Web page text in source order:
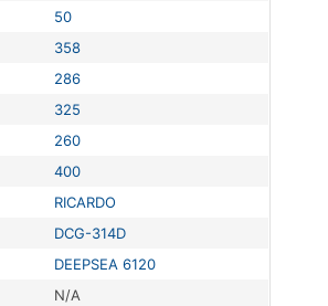
50
358
286
325
260
400
RICARDO
DCG-314D
DEEPSEA 6120
N/A